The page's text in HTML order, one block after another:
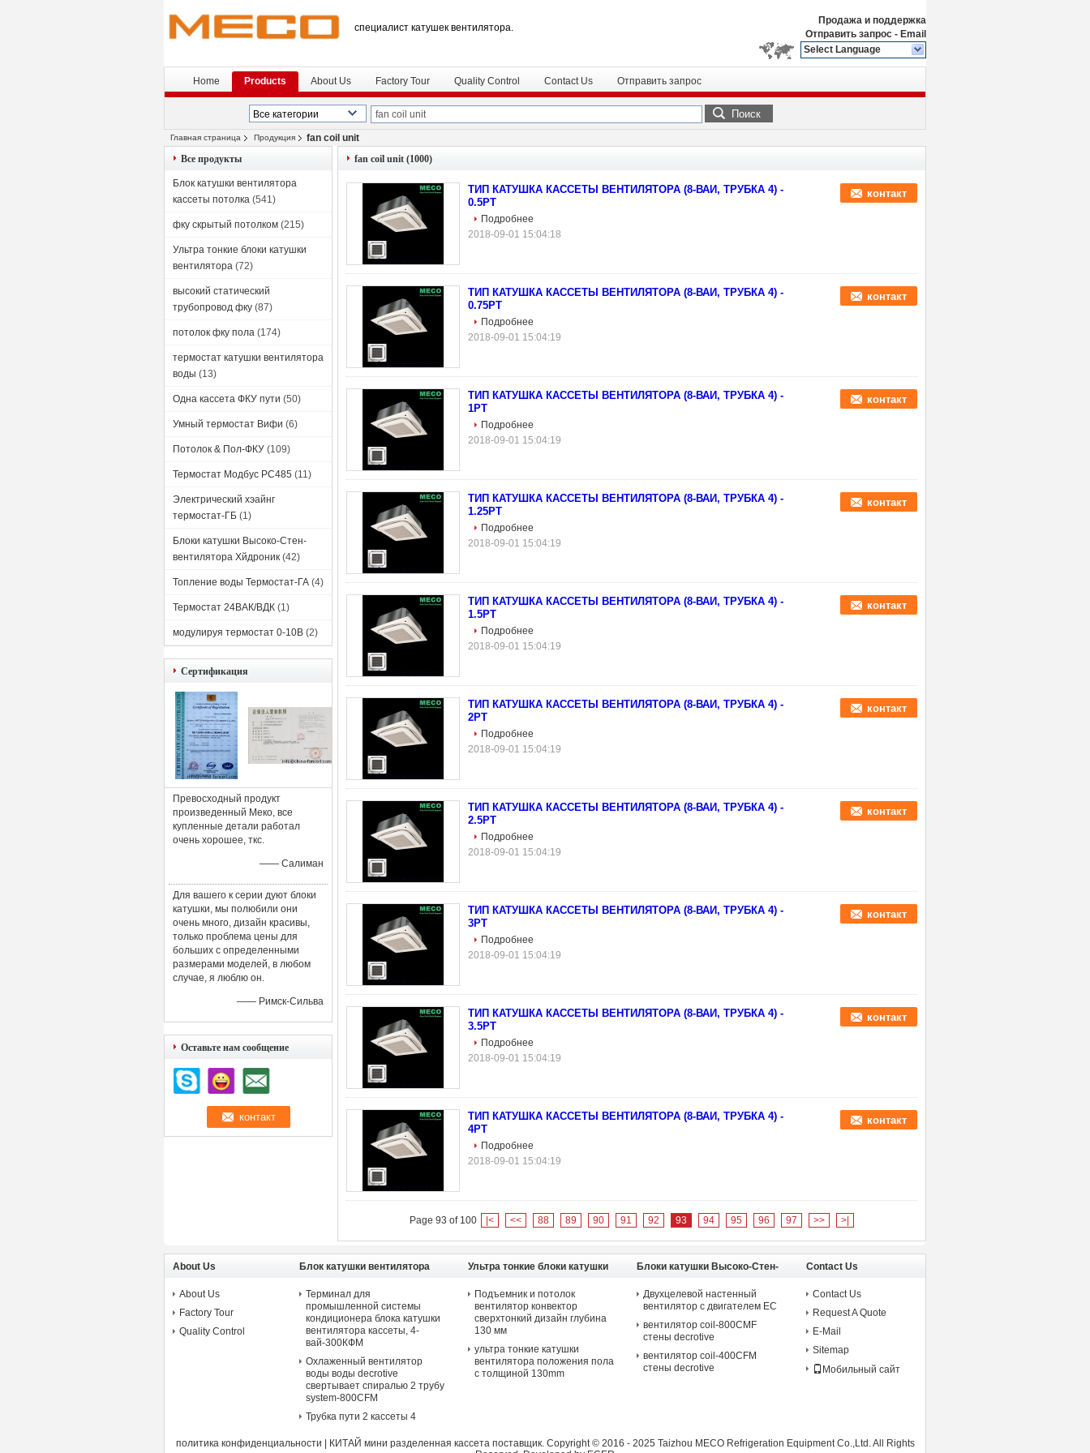
специалист катушек вентилятора.
Продажа и поддержка
Отправить запрос - Email
Select Language
Home Products About Us Factory Tour Quality Control Contact Us Отправить запрос
Поиск
Главная страница Продукция
fan coil unit
Все продукты
Блок катушки вентилятора
кассеты потолка (541)
фку скрытый потолком (215)
Ультра тонкие блоки катушки
вентилятора (72)
высокий статический
трубопровод фку (87)
потолок фку пола (174)
термостат катушки вентилятора
воды (13)
Одна кассета ФКУ пути (50)
Умный термостат Вифи (6)
Потолок & Пол-ФКУ (109)
Термостат Модбус РС485 (11)
Электрический хэайнг
термостат-ГБ (1)
Блоки катушки Высоко-Стен-
вентилятора Хйдроник (42)
Топление воды Термостат-ГА (4)
Термостат 24ВАК/ВДК (1)
модулируя термостат 0-10В (2)
Сертификация
Превосходный продукт
произведенный Меко, все
купленные детали работал
очень хорошее, ткс.
—— Салиман
Для вашего к серии дуют блоки
катушки, мы полюбили они
очень много, дизайн красивы,
только проблема цены для
больших с определенными
размерами моделей, в любом
случае, я люблю он.
—— Римск-Сильва
Оставьте нам сообщение
fan coil unit (1000)
ТИП КАТУШКА КАССЕТЫ ВЕНТИЛЯТОРА (8-ВАИ, ТРУБКА 4) -
0.5РТ
контакт
Подробнее
2018-09-01 15:04:18
ТИП КАТУШКА КАССЕТЫ ВЕНТИЛЯТОРА (8-ВАИ, ТРУБКА 4) -
0.75РТ
контакт
Подробнее
2018-09-01 15:04:19
ТИП КАТУШКА КАССЕТЫ ВЕНТИЛЯТОРА (8-ВАИ, ТРУБКА 4) -
1РТ
контакт
Подробнее
2018-09-01 15:04:19
ТИП КАТУШКА КАССЕТЫ ВЕНТИЛЯТОРА (8-ВАИ, ТРУБКА 4) -
1.25РТ
контакт
Подробнее
2018-09-01 15:04:19
ТИП КАТУШКА КАССЕТЫ ВЕНТИЛЯТОРА (8-ВАИ, ТРУБКА 4) -
1.5РТ
контакт
Подробнее
2018-09-01 15:04:19
ТИП КАТУШКА КАССЕТЫ ВЕНТИЛЯТОРА (8-ВАИ, ТРУБКА 4) -
2РТ
контакт
Подробнее
2018-09-01 15:04:19
ТИП КАТУШКА КАССЕТЫ ВЕНТИЛЯТОРА (8-ВАИ, ТРУБКА 4) -
2.5РТ
контакт
Подробнее
2018-09-01 15:04:19
ТИП КАТУШКА КАССЕТЫ ВЕНТИЛЯТОРА (8-ВАИ, ТРУБКА 4) -
3РТ
контакт
Подробнее
2018-09-01 15:04:19
ТИП КАТУШКА КАССЕТЫ ВЕНТИЛЯТОРА (8-ВАИ, ТРУБКА 4) -
3.5РТ
контакт
Подробнее
2018-09-01 15:04:19
ТИП КАТУШКА КАССЕТЫ ВЕНТИЛЯТОРА (8-ВАИ, ТРУБКА 4) -
4РТ
контакт
Подробнее
2018-09-01 15:04:19
Page 93 of 100 |< << 88 89 90 91 92 93 94 95 96 97 >> >|
About Us
About Us
Factory Tour
Quality Control
Блок катушки вентилятора
кассеты потолка
Терминал для
промышленной системы
кондиционера блока катушки
вентилятора кассеты, 4-
вай-300КФМ
Охлаженный вентилятор
воды воды decrotive
свертывает спиралью 2 трубу
system-800CFM
Трубка пути 2 кассеты 4
Ультра тонкие блоки катушки
вентилятора
Подъемник и потолок
вентилятор конвектор
сверхтонкий дизайн глубина
130 мм
ультра тонкие катушки
вентилятора положения пола
с толщиной 130mm
Блоки катушки Высоко-Стен-
вентилятора Хйдроник
Двухцелевой настенный
вентилятор с двигателем ЕС
вентилятор coil-800CMF
стены decrotive
вентилятор coil-400CFM
стены decrotive
Contact Us
Contact Us
Request A Quote
E-Mail
Sitemap
Мобильный сайт
политика конфиденциальности КИТАЙ мини разделенная кассетапоставщик. Copyright © 2016 - 2025 Taizhou MECO Refrigeration Equipment Co.,Ltd. All Rights